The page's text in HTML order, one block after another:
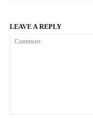
LEAVE A REPLY